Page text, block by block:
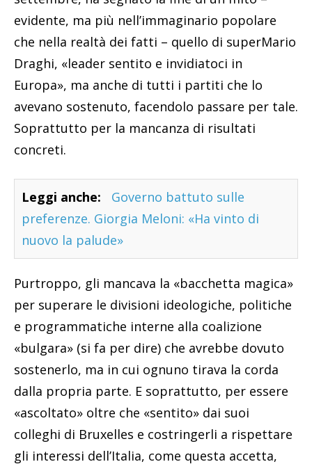
evidente, ma più nell’immaginario popolare
che nella realtà dei fatti – quello di superMario
Draghi, «leader sentito e invidiatoci in
Europa», ma anche di tutti i partiti che lo
avevano sostenuto, facendolo passare per tale.
Soprattutto per la mancanza di risultati
concreti.
Leggi anche:
Governo battuto sulle
preferenze. Giorgia Meloni: «Ha vinto di
nuovo la palude»
Purtroppo, gli mancava la «bacchetta magica»
per superare le divisioni ideologiche, politiche
e programmatiche interne alla coalizione
«bulgara» (si fa per dire) che avrebbe dovuto
sostenerlo, ma in cui ognuno tirava la corda
dalla propria parte. E soprattutto, per essere
«ascoltato» oltre che «sentito» dai suoi
colleghi di Bruxelles e costringerli a rispettare
gli interessi dell’Italia, come questa accetta,